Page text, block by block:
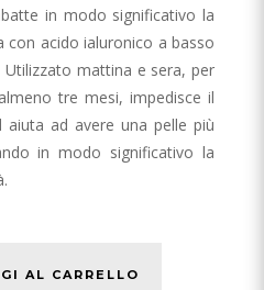
in modo significativo la
con acido ialuronico a basso
mattina e sera, per
tre mesi, impedisce il
ad avere una pelle più
in modo significativo la
AL CARRELLO